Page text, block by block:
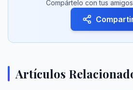
Compártelo con tus
Artículos